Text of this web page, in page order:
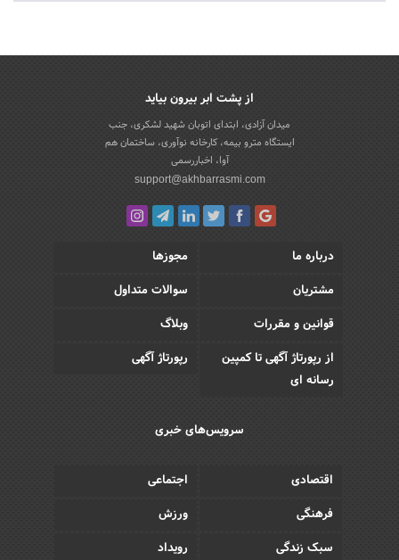
از پشت ابر بیرون بیاید
میدان آزادی، ابتدای اتوبان شهید لشکری، جنب
ایستگاه مترو بیمه، کارخانه نوآوری، ساختمان هم
آوا، اخباررسمی
support@akhbarrasmi.com
درباره ما
مجوزها
مشتریان
سوالات متداول
قوانین و مقررات
وبلاگ
از رپورتاژ آگهی تا کمپین
رسانه ای
رپورتاژ آگهی
سرویس‌های خبری
اقتصادی
اجتماعی
فرهنگی
ورزش
سبک زندگی
رویداد